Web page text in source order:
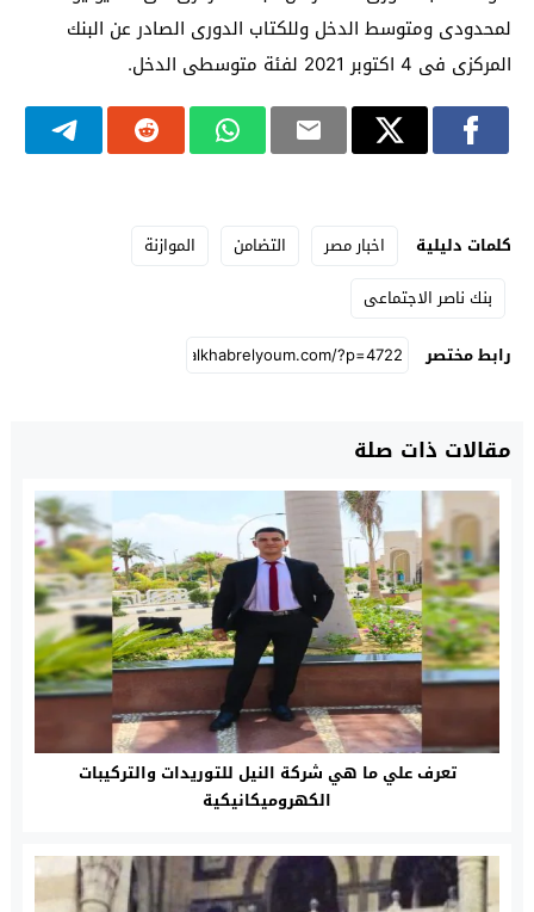
لمحدودى ومتوسط الدخل وللكتاب الدورى الصادر عن البنك
المركزى فى 4 اكتوبر 2021 لفئة متوسطى الدخل.
كلمات دليلية اخبار مصر التضامن
الموازنة
بنك ناصر الاجتماعى
رابط مختصر
مقالات ذات صلة
تعرف علي ما هي شركة النيل للتوريدات والتركيبات
الكهروميكانيكية